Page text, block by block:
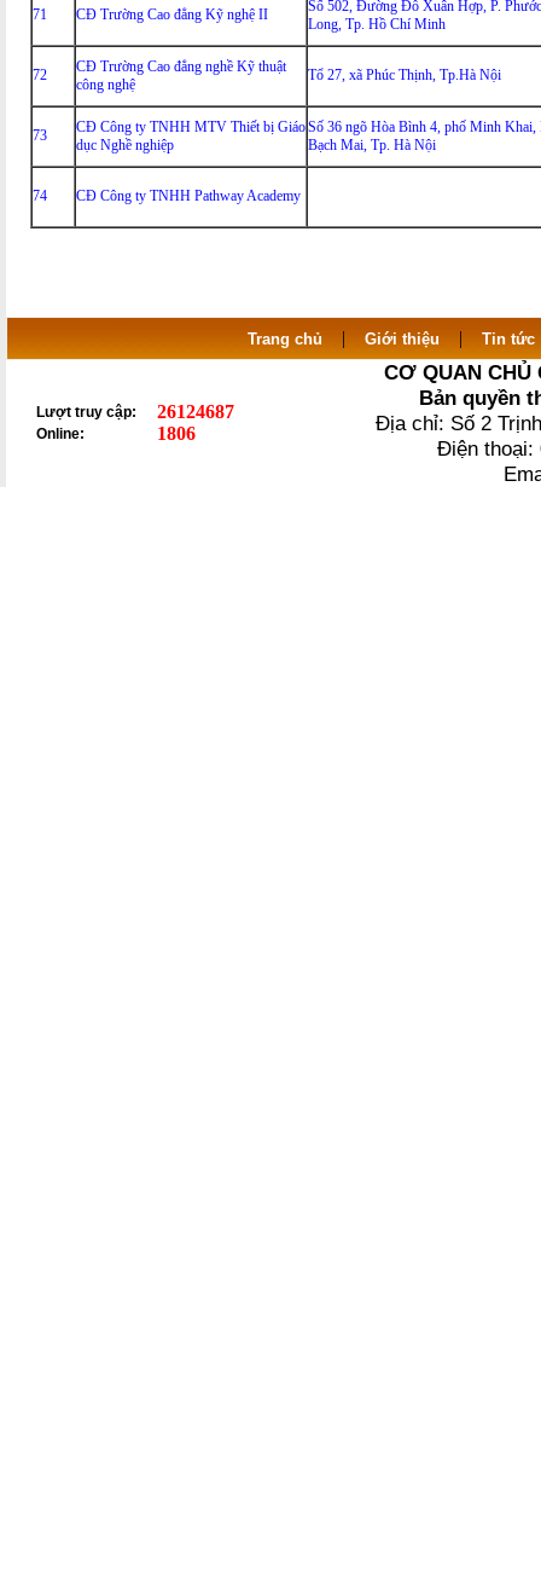
71 CĐ Trường Cao đẳng Kỹ nghệ II
Số 502, Đường Đỗ Xuân Hợp, P. Phước
Long, Tp. Hồ Chí Minh
72
CĐ Trường Cao đẳng nghề Kỹ thuật
công nghệ
Tổ 27, xã Phúc Thịnh, Tp.Hà Nội
73
CĐ Công ty TNHH MTV Thiết bị Giáo
dục Nghề nghiệp
Số 36 ngõ Hòa Bình 4, phố Minh Khai,
Bạch Mai, Tp. Hà Nội
74 CĐ Công ty TNHH Pathway Academy
Trang chủ | Giới thiệu | Tin tức
Lượt truy cập: 26124687
Online: 1806
CƠ QUAN CHỦ
Bản quyền
Địa chỉ: Số 2
Điện